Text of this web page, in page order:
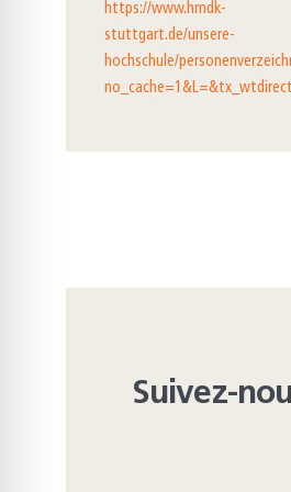
https://www.hmdk-
stuttgart.de/unsere-
hochschule/
Suivez-